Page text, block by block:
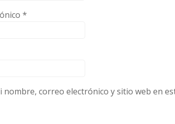
*
nombre, correo electrónico y sitio web en